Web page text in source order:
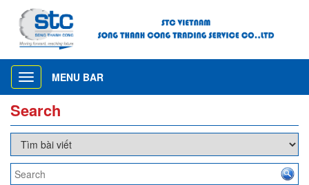
Toggle
navigation
MENU BAR
Search